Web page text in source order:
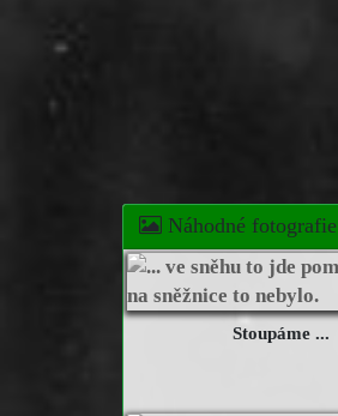
Náhodné fotografie
Stoupáme ...